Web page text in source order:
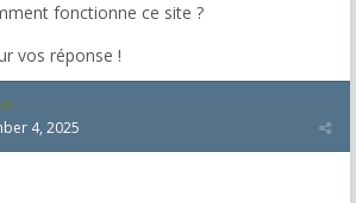
fonctionne ce site ?
vos réponse !
4, 2025